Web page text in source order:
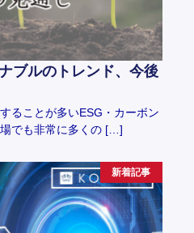
ブルのトレンド、今後
ることが多いESG・カーボン
でも非常に多くの […]
新着記事